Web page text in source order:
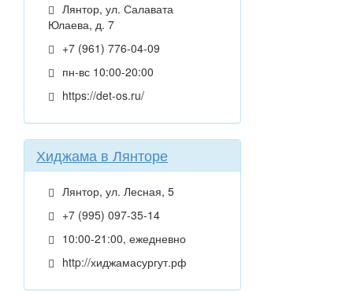
Лянтор, ул. Салавата
Юлаева, д. 7
+7 (961) 776-04-09
пн-вс 10:00-20:00
https://det-os.ru/
Хиджама в Лянторе
Лянтор, ул. Лесная, 5
+7 (995) 097-35-14
10:00-21:00, ежедневно
http://хиджамасургут.рф